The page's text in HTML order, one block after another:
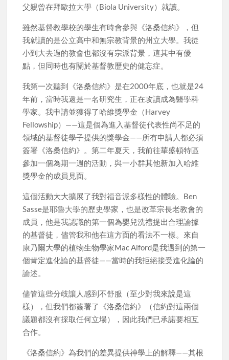
父親曾在拜歐拉大學（Biola University）就讀。
雖然基督教學校的學生有時會參與《洛桑信約》，但
我就讀的是公立高中和無宗教背景的州立大學。我從
小到大去過的教會也都沒有宗派背景，這其中有優
點，但同時也有關於基督教歷史的健忘症。
我第一次聽到《洛桑信約》是在2000年底，也就是24
年前，當時我還是一名研究生，正在攻讀成為醫學科
學家。我申請並獲得了哈維獎學金（Harvey
Fellowship）——這是個為進入基督徒代表性尚不足的
領域的基督徒學子提供的獎學金——所有申請人都必須
簽署《洛桑信約》。第二年夏天，我前往華盛頓特區
參加一個為期一週的活動，與一小群其他新加入哈維
獎學金的成員見面。
這個活動大大擴展了我對福音派多樣性的體驗。Ben
Sasse是耶魯大學的歷史學家，也是改革宗長老教會的
成員，他是我認識的第一個為嬰兒洗禮提出合理論據
的基督徒，儘管我和他在這方面的看法不一樣。來自
康乃爾大學的植物生物學家Mac Alford是我遇到的第一
個肯定進化論的基督徒——當時的我拒絕接受進化論的
論述。
儘管這些分歧讓人感到不舒服（至少對我來說是這
樣），但我們都簽署了《洛桑信約》（信約對這兩個
議題都沒有採取任何立場），因此我們已承諾要相互
合作。
《洛桑信約》為我們的差異提供神學上的解釋——其根